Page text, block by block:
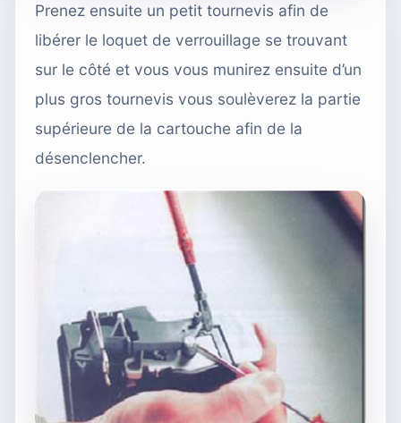
Prenez ensuite un petit tournevis afin de
libérer le loquet de verrouillage se trouvant
sur le côté et vous vous munirez ensuite d’un
plus gros tournevis vous soulèverez la partie
supérieure de la cartouche afin de la
désenclencher.